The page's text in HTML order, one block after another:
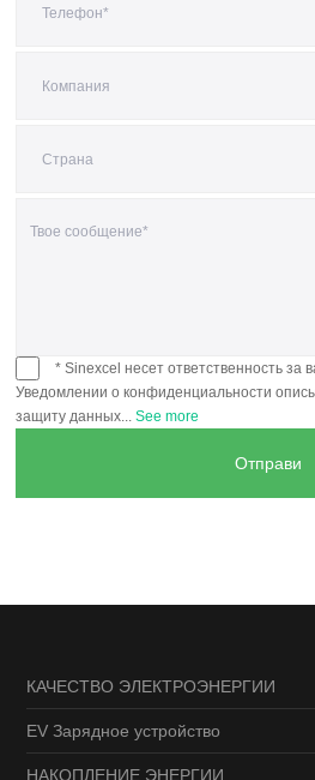
* Sinexcel несет ответственность
Уведомлении о конфиденциальности
защиту данных...See more
КАЧЕСТВО ЭЛЕКТРОЭНЕРГИИ
EV Зарядное устройство
НАКОПЛЕНИЕ ЭНЕРГИИ